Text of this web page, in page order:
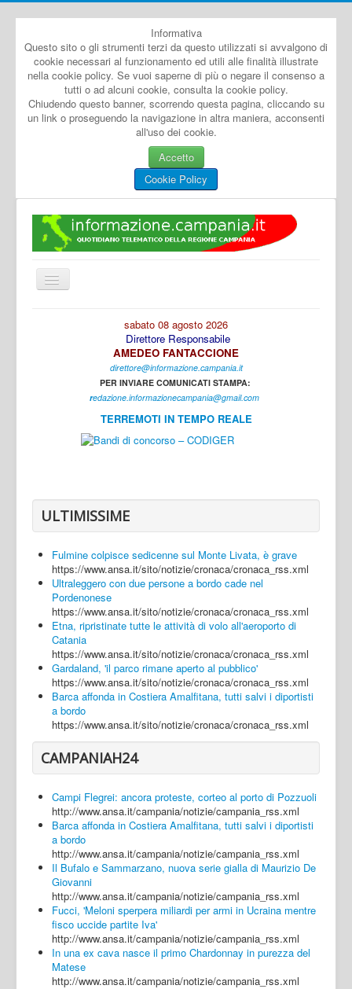
Informativa
Questo sito o gli strumenti terzi da questo utilizzati si avvalgono di
cookie necessari al funzionamento ed utili alle finalità illustrate
nella cookie policy. Se vuoi saperne di più o negare il consenso a
tutti o ad alcuni cookie, consulta la cookie policy.
Chiudendo questo banner, scorrendo questa pagina, cliccando su
un link o proseguendo la navigazione in altra maniera, acconsenti
all'uso dei cookie.
Accetto
Cookie Policy
Cambia
navigazione
Caserta
Napoli
Salerno
Login
sabato 08 agosto 2026
Direttore Responsabile
AMEDEO FANTACCIONE
direttore@informazione.campania.it
PER INVIARE COMUNICATI STAMPA:
redazione.informazionecampania@gmail.com
TERREMOTI IN TEMPO REALE
ULTIMISSIME
Fulmine colpisce sedicenne sul Monte Livata, è grave
https://www.ansa.it/sito/notizie/cronaca/cronaca_rss.xml
Ultraleggero con due persone a bordo cade nel
Pordenonese
https://www.ansa.it/sito/notizie/cronaca/cronaca_rss.xml
Etna, ripristinate tutte le attività di volo all'aeroporto di
Catania
https://www.ansa.it/sito/notizie/cronaca/cronaca_rss.xml
Gardaland, 'il parco rimane aperto al pubblico'
https://www.ansa.it/sito/notizie/cronaca/cronaca_rss.xml
Barca affonda in Costiera Amalfitana, tutti salvi i diportisti
a bordo
https://www.ansa.it/sito/notizie/cronaca/cronaca_rss.xml
CAMPANIAH24
Campi Flegrei: ancora proteste, corteo al porto di Pozzuoli
http://www.ansa.it/campania/notizie/campania_rss.xml
Barca affonda in Costiera Amalfitana, tutti salvi i diportisti
a bordo
http://www.ansa.it/campania/notizie/campania_rss.xml
Il Bufalo e Sammarzano, nuova serie gialla di Maurizio De
Giovanni
http://www.ansa.it/campania/notizie/campania_rss.xml
Fucci, 'Meloni sperpera miliardi per armi in Ucraina mentre
fisco uccide partite Iva'
http://www.ansa.it/campania/notizie/campania_rss.xml
In una ex cava nasce il primo Chardonnay in purezza del
Matese
http://www.ansa.it/campania/notizie/campania_rss.xml